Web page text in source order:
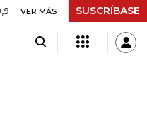
UVR $ 417,01 +$ 0,05 +0,01%
VER MÁS SUSCRÍBASE